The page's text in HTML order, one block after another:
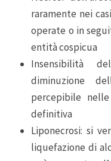
raramente nei
operate o in
entità cospicua
Insensibilità
diminuzione
percepibile
definitiva
Liponecrosi: si
liquefazione di